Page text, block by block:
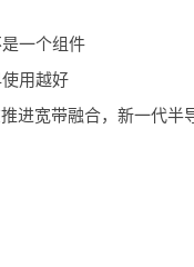
一个组件
用越好
进宽带融合，新一代